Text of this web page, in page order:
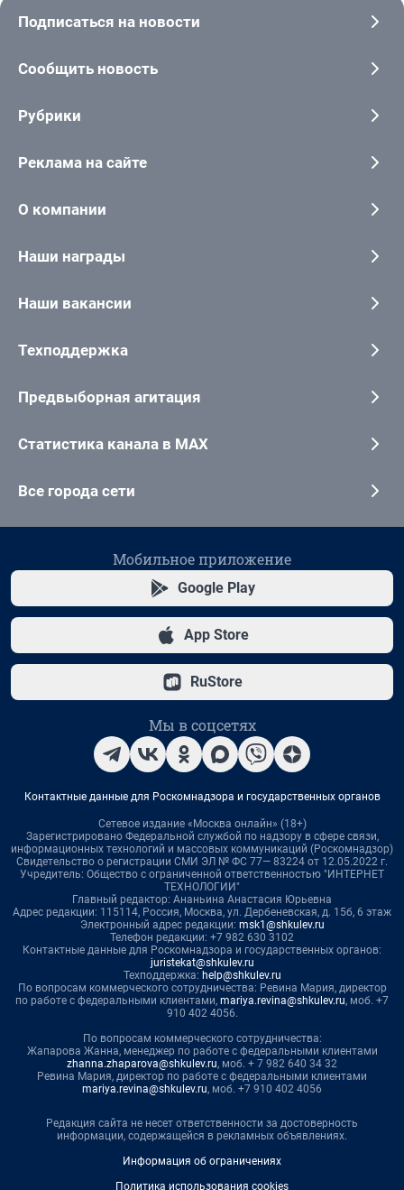
Подписаться на новости
Сообщить новость
Рубрики
Реклама на сайте
О компании
Наши награды
Наши вакансии
Техподдержка
Предвыборная агитация
Статистика канала в MAX
Все города сети
Мобильное приложение
Google Play
App Store
RuStore
Мы в соцсетях
Контактные данные для Роскомнадзора и государственных органов
Сетевое издание «Москва онлайн» (18+)
Зарегистрировано Федеральной службой по надзору в сфере связи,
информационных технологий и массовых коммуникаций (Роскомнадзор)
Свидетельство о регистрации СМИ ЭЛ № ФС 77— 83224 от 12.05.2022 г.
Учредитель: Общество с ограниченной ответственностью "ИНТЕРНЕТ
ТЕХНОЛОГИИ"
Главный редактор: Ананьина Анастасия Юрьевна
Адрес редакции: 115114, Россия, Москва, ул. Дербеневская, д. 15б, 6 этаж
Электронный адрес редакции: msk1@shkulev.ru
Телефон редакции: +7 982 630 3102
Контактные данные для Роскомнадзора и государственных органов:
juristekat@shkulev.ru
Техподдержка: help@shkulev.ru
По вопросам коммерческого сотрудничества: Ревина Мария, директор
по работе с федеральными клиентами, mariya.revina@shkulev.ru, моб. +7
910 402 4056.
По вопросам коммерческого сотрудничества:
Жапарова Жанна, менеджер по работе с федеральными клиентами
zhanna.zhaparova@shkulev.ru, моб. + 7 982 640 34 32
Ревина Мария, директор по работе с федеральными клиентами
mariya.revina@shkulev.ru, моб. +7 910 402 4056
Редакция сайта не несет ответственности за достоверность
информации, содержащейся в рекламных объявлениях.
Информация об ограничениях
Политика использования cookies